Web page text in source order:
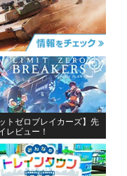
トゼロブレイカーズ】先
レビュー！